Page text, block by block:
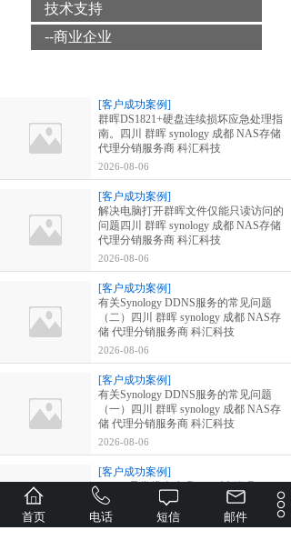
技术支持
--商业企业
[客户成功案例]
群晖DS1821+硬盘连续损坏应急处理指
南。四川 群晖 synology 成都 NAS存储
代理分销服务商 科汇科技
2026-08-06
[客户成功案例]
解决电脑打开群晖文件仅能只读访问的
问题四川 群晖 synology 成都 NAS存储
代理分销服务商 科汇科技
2026-08-06
[客户成功案例]
有关Synology DDNS服务的常见问题
（二）四川 群晖 synology 成都 NAS存
储 代理分销服务商 科汇科技
2026-08-06
[客户成功案例]
有关Synology DDNS服务的常见问题
（一）四川 群晖 synology 成都 NAS存
储 代理分销服务商 科汇科技
2026-08-06
[客户成功案例]
DDNS异常排查步骤。 四川 群晖
synology 成都 NAS存储 代理分销服务商
科汇科技
首页 电话 短信 邮件